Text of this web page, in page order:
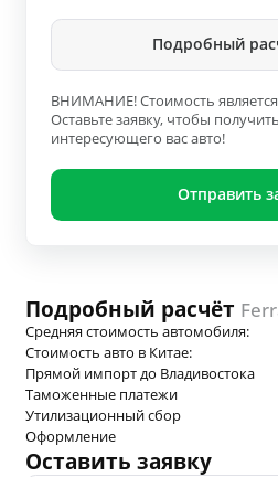
Подробный
ВНИМАНИЕ! Стоимость
Оставьте заявку, чтобы
интересующего вас авто!
Отправить
Подробный расчёт
Средняя стоимость автомобиля:
Стоимость авто в Китае:
Прямой импорт до Владивостока
Таможенные платежи
Утилизационный сбор
Оформление
Оставить заявку